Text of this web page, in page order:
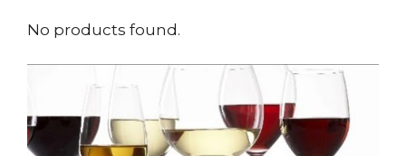
No products found.